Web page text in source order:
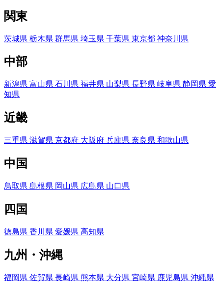
関東
茨城県 栃木県 群馬県 埼玉県 千葉県 東京都 神奈川県
中部
新潟県 富山県 石川県 福井県 山梨県 長野県 岐阜県 静岡県 愛
知県
近畿
三重県 滋賀県 京都府 大阪府 兵庫県 奈良県 和歌山県
中国
鳥取県 島根県 岡山県 広島県 山口県
四国
徳島県 香川県 愛媛県 高知県
九州・沖縄
福岡県 佐賀県 長崎県 熊本県 大分県 宮崎県 鹿児島県 沖縄県